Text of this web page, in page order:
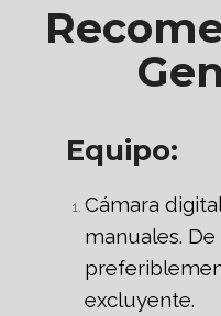
Equipo:
Cámara
manuales.
excluyente.